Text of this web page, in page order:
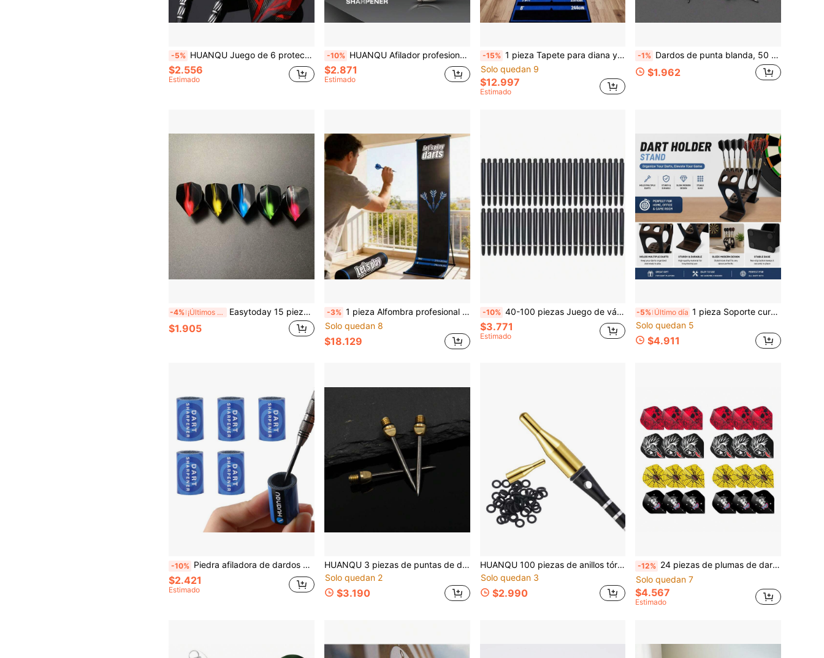
-5% HUANQU Juego de 6 protectores de vuelo de dardos, de material de aluminio, ligeros y duraderos, 4 opciones de color (plateado, rojo, negro, dorado), mejoran la estabilidad del vuelo, adecuados para profesionales y principiantes, accesorios esenciales de dardos, gran regalo para el Día de San Valentín/Pascua/Día del Padre
$2.556
Estimado
-10% HUANQU Afilador profesional de dardos - Hecho de aleación de aluminio de alta calidad, doble cara de molienda, accesorio de dardos conveniente, adecuado para uso diario y competiciones, mecanizado de precisión, lavable, adecuado para todos los jugadores. Regalo de cumpleaños para el padre, regalo de Pascua, regalo del Día del Padre, Ramadán
$2.871
Estimado
-15% 1 pieza Tapete para diana y dardos blandos, adecuado para línea de lanzamiento, diseño impreso, protege el suelo y las puntas de los dardos, batería no incluida
Solo quedan 9
$12.997
Estimado
-1% Dardos de punta blanda, 50 piezas de puntas de dardos de plástico, accesorios de dardos, dardos electrónicos profesionales de punta blanda, plástico premium de 4.5mm, juguetes de piscina, adecuados para juegos de piscina, fiestas de piscina, juegos de fiesta para adultos, perfectos para Halloween/Navidad/Acción de Gracias
$1.962
-4% ¡Últimos 3 días Easytoday 15 piezas de dardos estándar de 5 estilos, material PET, múltiples patrones, accesorios de dardos
$1.905
-3% 1 pieza Alfombra profesional para dardos, apta para dardos de punta de acero y punta blanda, con marcas de distancia de lanzamiento estándar incorporadas, protege eficazmente el piso, los azulejos y las puntas de los dardos contra daños, antideslizante y estable, apta para entretenimiento en el hogar, ocio interior, competencia de clubes, relajación en bares, entrenamiento profesional, diversión entre padres e hijos, accesorio esencial para el deporte de los dardos
Solo quedan 8
$18.129
-10% 40-100 piezas Juego de vástagos de dardos roscados 2BA, vástagos de dardos de nailon de 53 mm de largo con anillos
$3.771
Estimado
-5% Último día 1 pieza Soporte curvo para dardos de plástico negro de alta rigidez, inodoro y resistente a impactos; artesanía pulida de forma redonda completa que elimina todas las rebabas afiladas, evitando arañazos en las manos y en la superficie de los dardos; diseño científico de múltiples orificios, compatible con la mayoría de los tamaños de dardos estándar; estructura de soporte de base doble estable, mejorando la estabilidad de colocación general; orificios de montaje en pared preperforados, convenientes para instalación fija en paredes sólidas; material compuesto de plástico sin olor penetrante, adecuado para colocación a largo plazo en salas de juegos interiores; superficie de plástico mate no absorbente, se limpia fácilmente sin dejar manchas persistentes;
Solo quedan 5
$4.911
-10% Piedra afiladora de dardos compacta y ligera, accesorio y herramienta de entrenamiento de punta de acero para mejorar la precisión, fácil de pulir, duradera, regalo ideal para el Día del Padre, Pascua, entusiastas de los dardos
$2.421
Estimado
HUANQU 3 piezas de puntas de dardos, rosca 2BA, fácil de instalar y reemplazar, anti-deformación y daños, lanzamiento preciso, mejora la tasa de acierto, accesorios de dardos, adecuado para diversos jugadores de dardos, opción ideal para entusiastas de los dardos, regalo perfecto para Pascua/Ramadán/Día del Padre
Solo quedan 2
$3.190
HUANQU 100 piezas de anillos tóricos de goma y 1 pieza de herramienta de instalación, para ejes de dardos, con herramienta de instalación - Accesorios de dardos, piezas de repuesto para todos los juegos de dardos estándar, opción ideal para aficionados a los dardos, regalo perfecto
Solo quedan 3
$2.990
-12% 24 piezas de plumas de dardos HUANQU, 2 estilos disponibles, plumas de dardos estándar de PET, accesorios de dardos duraderos y no deformables anti-colisión, adecuados para competición, práctica, entretenimiento y reuniones, apropiados para jugadores de todos los niveles, opción de regalo ideal para días festivos
Solo quedan 7
$4.567
Estimado